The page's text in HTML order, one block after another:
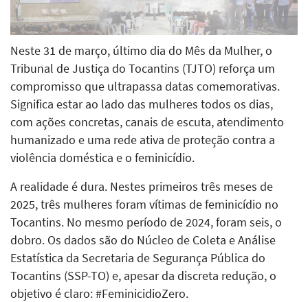
Neste 31 de março, último dia do Mês da Mulher, o
Tribunal de Justiça do Tocantins (TJTO) reforça um
compromisso que ultrapassa datas comemorativas.
Significa estar ao lado das mulheres todos os dias,
com ações concretas, canais de escuta, atendimento
humanizado e uma rede ativa de proteção contra a
violência doméstica e o feminicídio.
A realidade é dura. Nestes primeiros três meses de
2025, três mulheres foram vítimas de feminicídio no
Tocantins. No mesmo período de 2024, foram seis, o
dobro. Os dados são do Núcleo de Coleta e Análise
Estatística da Secretaria de Segurança Pública do
Tocantins (SSP-TO) e, apesar da discreta redução, o
objetivo é claro: #FeminicidioZero.